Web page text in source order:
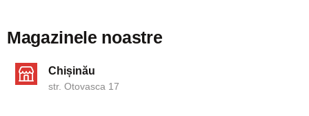
Magazinele noastre
Chișinău
str. Otovasca 17